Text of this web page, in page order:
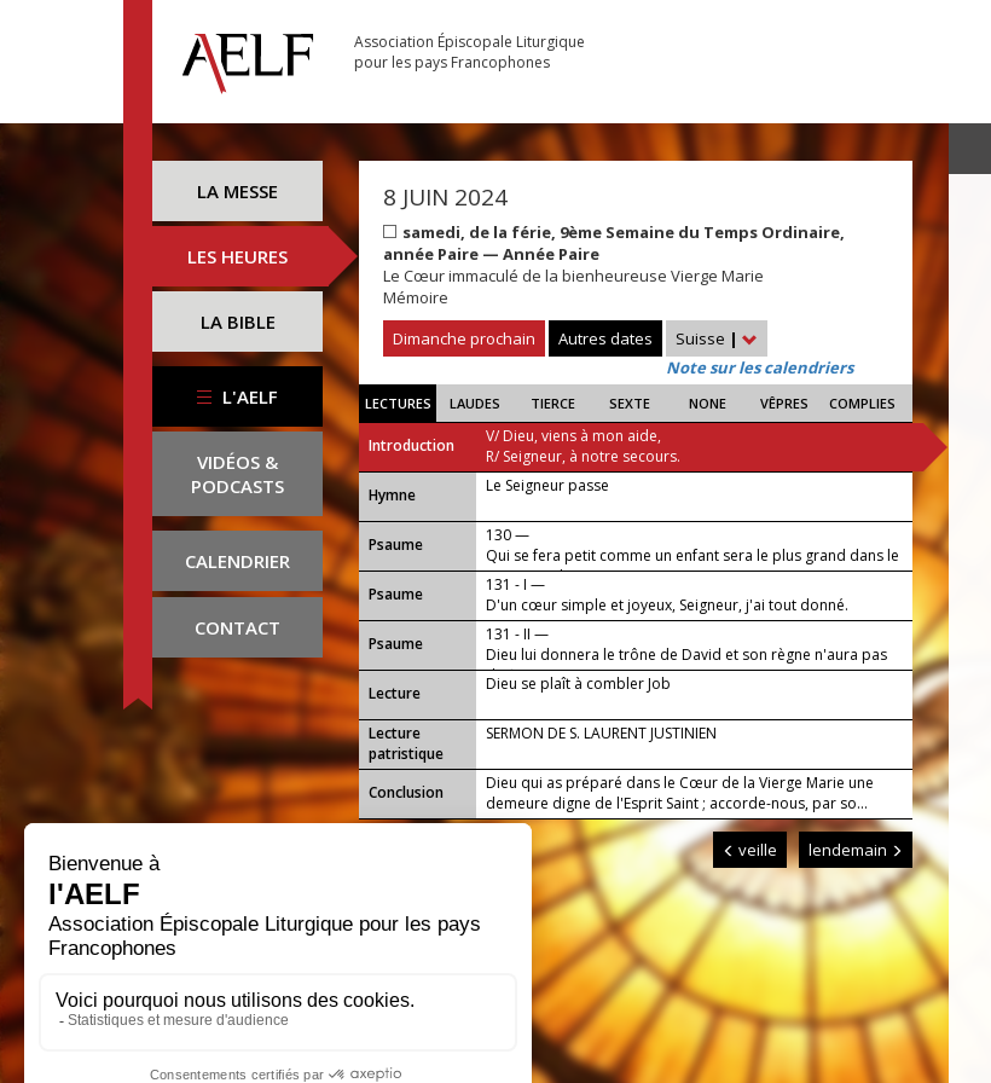
Association Épiscopale Liturgique
pour les pays Francophones
LA MESSE
LES HEURES
LA BIBLE
L'AELF
VIDÉOS &
PODCASTS
CALENDRIER
CONTACT
8 JUIN 2024
samedi, de la férie, 9ème Semaine du Temps Ordinaire,
année Paire — Année Paire
Le Cœur immaculé de la bienheureuse Vierge Marie
Mémoire
Dimanche prochain
Autres dates Suisse |
Note sur les calendriers
LECTURES LAUDES TIERCE SEXTE NONE VÊPRES COMPLIES
Introduction
V/ Dieu, viens à mon aide,
R/ Seigneur, à notre secours.
...
Hymne Le Seigneur passe
Psaume
130 —
Qui se fera petit comme un enfant sera le plus grand dans le
Royaume des cieux.
Psaume
131 - I —
D'un cœur simple et joyeux, Seigneur, j'ai tout donné.
Psaume
131 - II —
Dieu lui donnera le trône de David et son règne n'aura pas
de fin.
Lecture
Dieu se plaît à combler Job
Lecture
patristique
SERMON DE S. LAURENT JUSTINIEN
Conclusion
Dieu qui as préparé dans le Cœur de la Vierge Marie une
demeure digne de l'Esprit Saint ; accorde-nous, par so...
veille lendemain